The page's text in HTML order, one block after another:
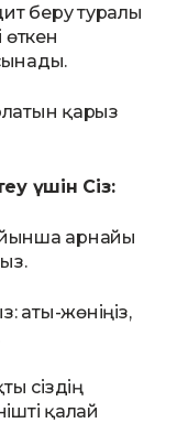
беру туралы
қарыз
үшін Сіз:
арнайы
аты-жөніңіз,
сіздің
қалай